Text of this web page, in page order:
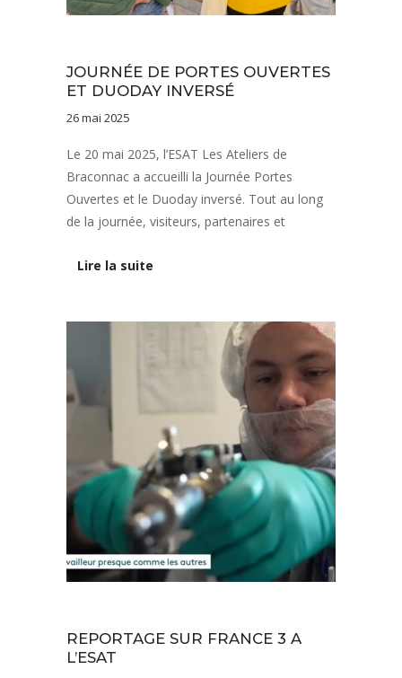
JOURNÉE DE PORTES OUVERTES
ET DUODAY INVERSÉ
26 mai 2025
Le 20 mai 2025, l’ESAT Les Ateliers de
Braconnac a accueilli la Journée Portes
Ouvertes et le Duoday inversé. Tout au long
de la journée, visiteurs, partenaires et
Lire la suite
REPORTAGE SUR FRANCE 3 A
L’ESAT